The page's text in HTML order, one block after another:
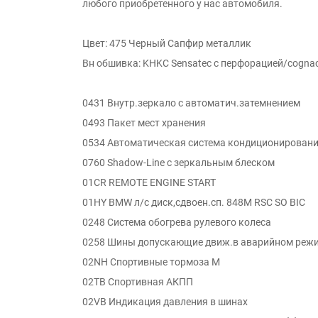
любого приобретенного у нас автомобиля.
Цвет: 475 Черный Сапфир металлик
Вн обшивка: KHKC Sensatec с перфорацией/
0431 Внутр.зеркало с автоматич.затемнением
0493 Пакет мест хранения
0534 Автоматическая система
0760 Shadow-Line с зеркальным блеском
01CR REMOTE ENGINE START
01HY BMW л/с диск,сдвоен.сп. 848M RSC SO BIC
0248 Система обогрева рулевого колеса
0258 Шины допускающие движ.в аварийном
02NH Спортивные тормоза M
02TB Спортивная АКПП
02VB Индикация давления в шинах